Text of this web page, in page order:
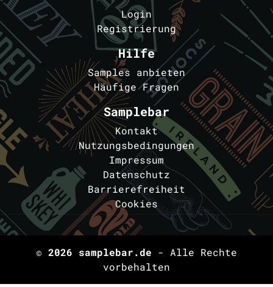
Login
Registrierung
Hilfe
Samples anbieten
Häufige Fragen
Samplebar
Kontakt
Nutzungsbedingungen
Impressum
Datenschutz
Barrierefreiheit
Cookies
© 2026 samplebar.de - Alle Rechte
vorbehalten